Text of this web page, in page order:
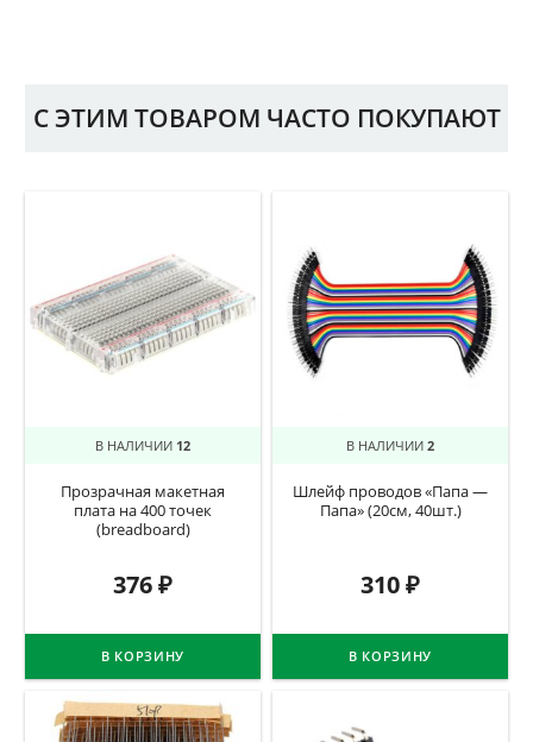
С ЭТИМ ТОВАРОМ ЧАСТО ПОКУПАЮТ
В НАЛИЧИИ 12
Прозрачная макетная
плата на 400 точек
(breadboard)
376₽
В КОРЗИНУ
В НАЛИЧИИ 2
Шлейф проводов «Папа —
Папа» (20см, 40шт.)
310₽
В КОРЗИНУ